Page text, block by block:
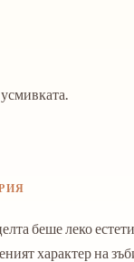
беше леко
характер на